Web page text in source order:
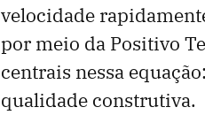
velocidade
por meio da Positivo
centrais nessa
qualidade construtiva.